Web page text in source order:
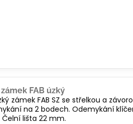
FAB úzký
zámek FAB SZ se střelkou a
na 2 bodech. Odemykání
lišta 22 mm.